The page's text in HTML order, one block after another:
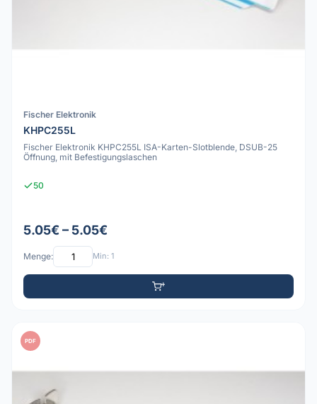
Fischer Elektronik
KHPC255L
Fischer Elektronik KHPC255L ISA-Karten-Slotblende, DSUB-25
Öffnung, mit Befestigungslaschen
50
5.05€ – 5.05€
Menge: Min: 1
PDF